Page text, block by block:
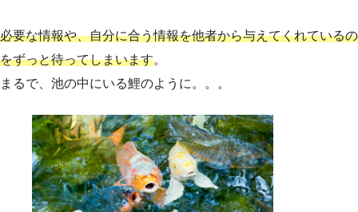
必要な情報や、自分に合う情報を他者から与えてくれているの
をずっと待ってしまいます。
まるで、池の中にいる鯉のように。。。